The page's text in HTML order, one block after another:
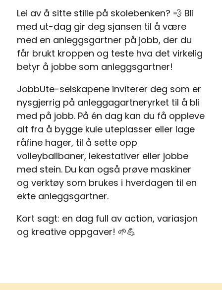
Lei av å sitte stille på skolebenken? 💨 Bli
med ut-dag gir deg sjansen til å være
med en anleggsgartner på jobb, der du
får brukt kroppen og teste hva det virkelig
betyr å jobbe som anleggsgartner!
JobbUte-selskapene inviterer deg som er
nysgjerrig på anleggagartneryrket til å bli
med på jobb. På én dag kan du få oppleve
alt fra å bygge kule uteplasser eller lage
råfine hager, til å sette opp
volleyballbaner, lekestativer eller jobbe
med stein. Du kan også prøve maskiner
og verktøy som brukes i hverdagen til en
ekte anleggsgartner.
Kort sagt: en dag full av action, variasjon
og kreative oppgaver! 🌱💪